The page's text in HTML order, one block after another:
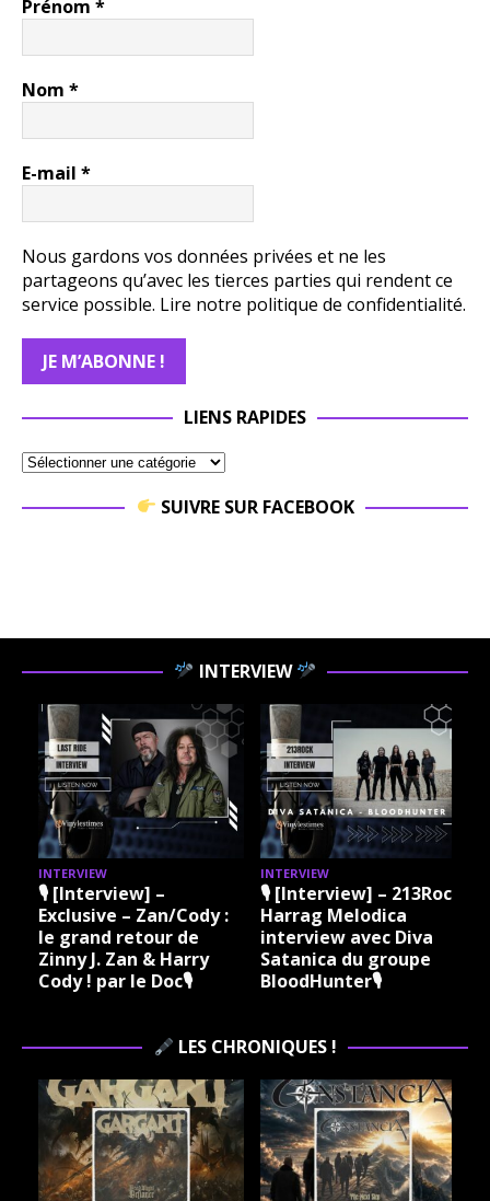
Prénom *
Nom *
E-mail *
Nous gardons vos données privées et ne les
partageons qu’avec les tierces parties qui rendent ce
service possible. Lire notre politique de confidentialité.
LIENS RAPIDES
SUIVRE SUR FACEBOOK
INTERVIEW
INTERVIEW
🎙 [Interview] –
Exclusive – Zan/Cody :
le grand retour de
Zinny J. Zan & Harry
Cody ! par le Doc🎙
INTERVIEW
🎙 [Interview] – 213Rock
Harrag Melodica
interview avec Diva
Satanica du groupe
BloodHunter🎙
LES CHRONIQUES !